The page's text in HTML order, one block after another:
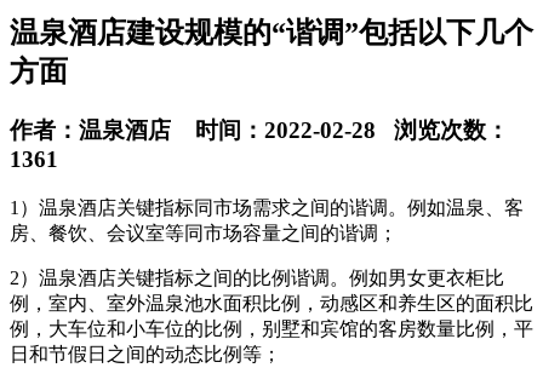
温泉酒店建设规模的“谐调”包括以下几个
方面
作者：温泉酒店 时间：2022-02-28 浏览次数：
1361
1）温泉酒店关键指标同市场需求之间的谐调。例如温泉、客
房、餐饮、会议室等同市场容量之间的谐调；
2） 温泉酒店关键指标之间的比例谐调。例如男女更衣柜比
例，室内、室外温泉池水面积比例，动感区和养生区的面积比
例，大车位和小车位的比例，别墅和宾馆的客房数量比例，平
日和节假日之间的动态比例等；